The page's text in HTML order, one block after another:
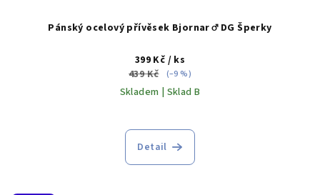
Pánský ocelový přívěsek Bjornar ♂️ DG Šperky
399 Kč / ks
439 Kč
(–9 %)
Skladem | Sklad B
Detail